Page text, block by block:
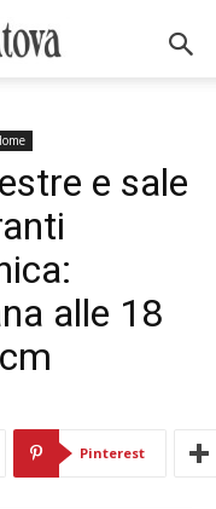
e sale
alle 18
Pinterest